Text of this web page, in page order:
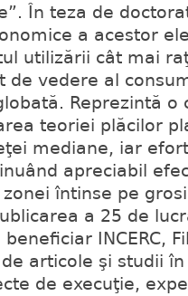
În teza de
a acestor
utilizării cât mai
de vedere al
Reprezintă o
teoriei plăcilor
mediane, iar
apreciabil
întinse pe
a 25 de
INCERC,
articole şi studii
de execuţie,